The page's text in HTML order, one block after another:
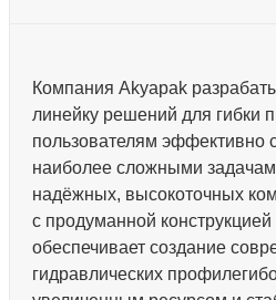
Компания Akyapak
линейку решений для гибки
пользователям эффективно
наиболее сложными
надёжных, высокоточных
с продуманной
обеспечивает создание
гидравлических